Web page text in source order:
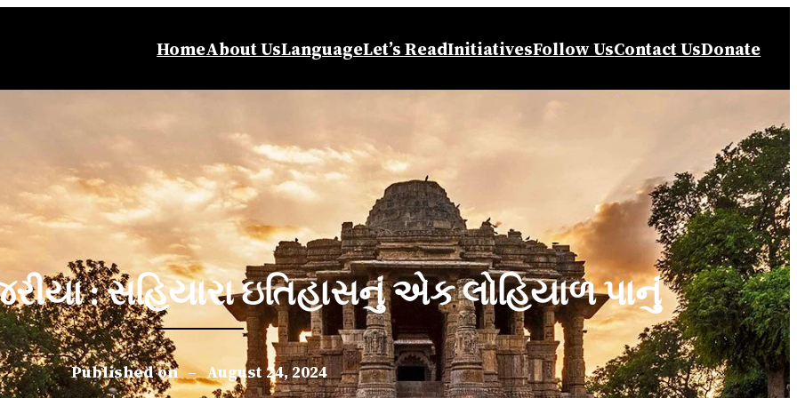
HomeAbout UsLanguageLet’s ReadInitiativesFollow UsContact UsDonate
: સહિયારા ઇતિહાસનું એક લોહિયાળ પાનું
Published on – August 24, 2024